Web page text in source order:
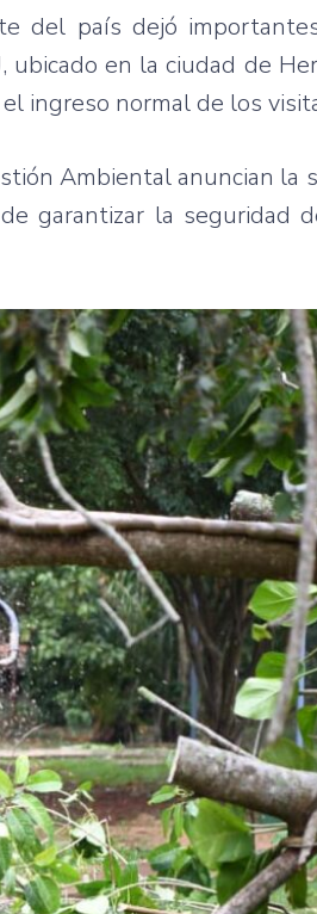
del país dejó
en la ciudad de
ingreso normal de los
Ambiental anuncian la
garantizar la seguridad